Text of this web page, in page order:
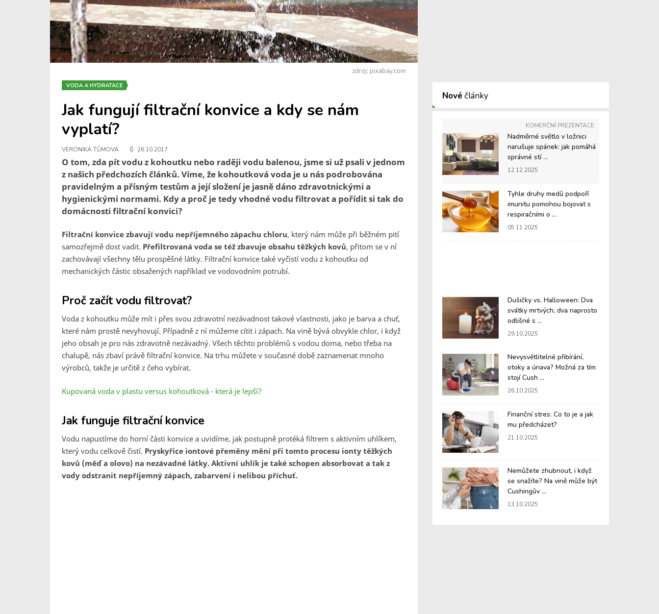
zdroj: pixabay.com
VODA A HYDRATACE
Jak fungují filtrační konvice a kdy se nám
vyplatí?
VERONIKA TŮMOVÁ 26.10.2017
O tom, zda pít vodu z kohoutku nebo raději vodu balenou, jsme si už psali v jednom
z našich předchozích článků. Víme, že kohoutková voda je u nás podrobována
pravidelným a přísným testům a její složení je jasně dáno zdravotnickými a
hygienickými normami. Kdy a proč je tedy vhodné vodu filtrovat a pořídit si tak do
domácnosti filtrační konvici?
Filtrační konvice zbavují vodu nepříjemného zápachu chloru, který nám může při běžném pití
samozřejmě dost vadit. Přefiltrovaná voda se též zbavuje obsahu těžkých kovů, přitom se v ní
zachovávají všechny tělu prospěšné látky. Filtrační konvice také vyčistí vodu z kohoutku od
mechanických částic obsažených například ve vodovodním potrubí.
Proč začít vodu filtrovat?
Voda z kohoutku může mít i přes svou zdravotní nezávadnost takové vlastnosti, jako je barva a chuť,
které nám prostě nevyhovují. Případně z ní můžeme cítit i zápach. Na vině bývá obvykle chlor, i když
jeho obsah je pro nás zdravotně nezávadný. Všech těchto problémů s vodou doma, nebo třeba na
chalupě, nás zbaví právě filtrační konvice. Na trhu můžete v současné době zaznamenat mnoho
výrobců, takže je určitě z čeho vybírat.
Kupovaná voda v plastu versus kohoutková - která je lepší?
Jak funguje filtrační konvice
Vodu napustíme do horní části konvice a uvidíme, jak postupně protéká filtrem s aktivním uhlíkem,
který vodu celkově čistí. Pryskyřice iontové přeměny mění při tomto procesu ionty těžkých
kovů (měď a olovo) na nezávadné látky. Aktivní uhlík je také schopen absorbovat a tak z
vody odstranit nepříjemný zápach, zabarvení i nelibou příchuť.
Nové články
KOMERČNÍ PREZENTACE
Nadměrné světlo v ložnici
narušuje spánek: jak pomáhá
správné stí ...
12.12.2025
Tyhle druhy medů podpoří
imunitu pomohou bojovat s
respiračními o ...
05.11.2025
Dušičky vs. Halloween: Dva
svátky mrtvých, dva naprosto
odlišné s ...
29.10.2025
Nevysvětlitelné přibírání,
otoky a únava? Možná za tím
stojí Cush ...
26.10.2025
Finanční stres: Co to je a jak
mu předcházet?
21.10.2025
Nemůžete zhubnout, i když
se snažíte? Na vině může být
Cushingův ...
13.10.2025